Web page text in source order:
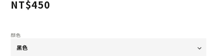
NT$450
顏色